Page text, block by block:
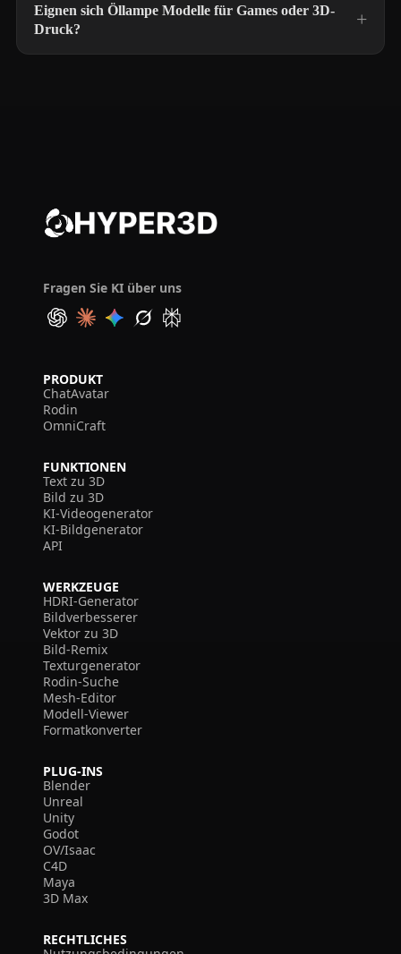
Eignen sich Öllampe Modelle für Games oder 3D-
Druck?
Fragen Sie KI über uns
PRODUKT
ChatAvatar
Rodin
OmniCraft
FUNKTIONEN
Text zu 3D
Bild zu 3D
KI-Videogenerator
KI-Bildgenerator
API
WERKZEUGE
HDRI-Generator
Bildverbesserer
Vektor zu 3D
Bild-Remix
Texturgenerator
Rodin-Suche
Mesh-Editor
Modell-Viewer
Formatkonverter
PLUG-INS
Blender
Unreal
Unity
Godot
OV/Isaac
C4D
Maya
3D Max
RECHTLICHES